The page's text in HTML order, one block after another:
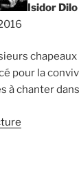
Isidor
pour la
à chanter